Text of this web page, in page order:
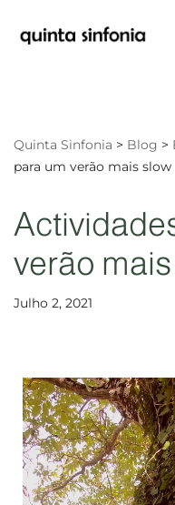
Avançar
Quinta Sinfonia > Blog >
para um verão mais slow
verão
Julho 2, 2021